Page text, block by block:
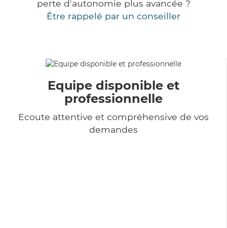
perte d'autonomie plus avancée ?
Être rappelé par un conseiller
Equipe disponible et
professionnelle
Ecoute attentive et compréhensive de vos
demandes